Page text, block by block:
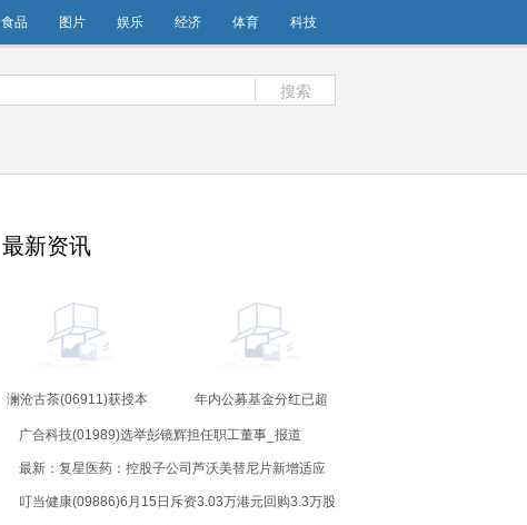
食品 图片 娱乐 经济 体育 科技
搜索
最新资讯
澜沧古茶(06911)获授本
的定期贷款融资 今日视点
年内公募基金分红已超
比增逾九成_播报
广合科技(01989)选举彭镜辉担任职工董事_报道
最新：复星医药：控股子公司芦沃美替尼片新增适应
症获注册批准
叮当健康(09886)6月15日斥资3.03万港元回购3.3万股